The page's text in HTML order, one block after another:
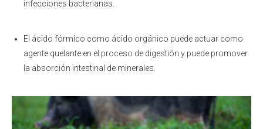
infecciones bacterianas.
El ácido fórmico como ácido orgánico puede actuar como
agente quelante en el proceso de digestión y puede promover
la absorción intestinal de minerales.